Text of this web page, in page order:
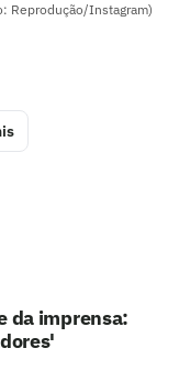
Reprodução/Instagram)
da imprensa: